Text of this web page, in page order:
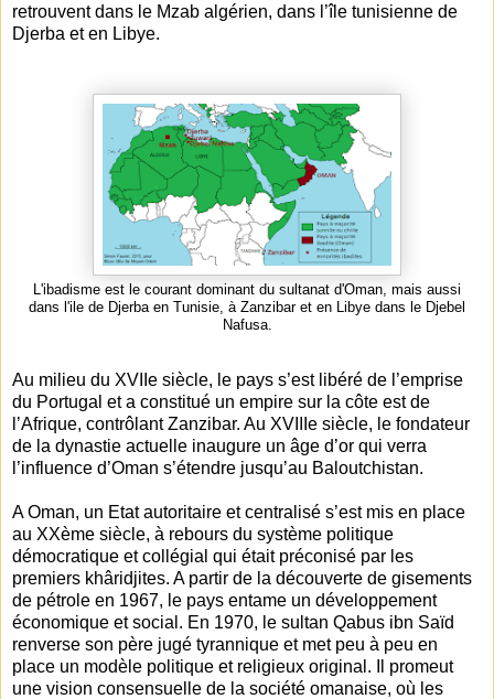
retrouvent dans le Mzab algérien, dans l’île tunisienne de
Djerba et en Libye.
L'ibadisme est le courant dominant du sultanat d'Oman, mais aussi
dans l'ile de Djerba en Tunisie, à Zanzibar et en Libye dans le Djebel
Nafusa.
Au milieu du XVIIe siècle, le pays s’est libéré de l’emprise
du Portugal et a constitué un empire sur la côte est de
l’Afrique, contrôlant Zanzibar. Au XVIIIe siècle, le fondateur
de la dynastie actuelle inaugure un âge d’or qui verra
l’influence d’Oman s’étendre jusqu’au Baloutchistan.
A Oman, un Etat autoritaire et centralisé s’est mis en place
au XXème siècle, à rebours du système politique
démocratique et collégial qui était préconisé par les
premiers khâridjites. A partir de la découverte de gisements
de pétrole en 1967, le pays entame un développement
économique et social. En 1970, le sultan Qabus ibn Saïd
renverse son père jugé tyrannique et met peu à peu en
place un modèle politique et religieux original. Il promeut
une vision consensuelle de la société omanaise, où les